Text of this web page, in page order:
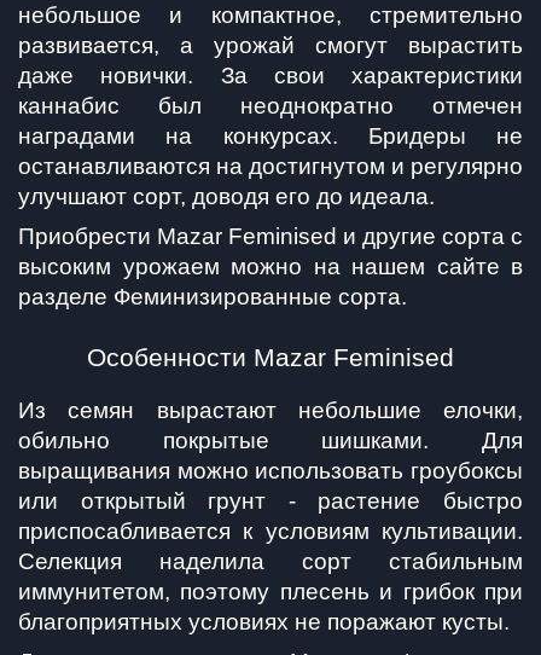
небольшое и компактное, стремительно
развивается, а урожай смогут вырастить
даже новички. За свои характеристики
каннабис был неоднократно отмечен
наградами на конкурсах. Бридеры не
останавливаются на достигнутом и регулярно
улучшают сорт, доводя его до идеала.
Приобрести Mazar Feminised и другие сорта с
высоким урожаем можно на нашем сайте в
разделе Феминизированные сорта.
Особенности Mazar Feminised
Из семян вырастают небольшие елочки,
обильно покрытые шишками. Для
выращивания можно использовать гроубоксы
или открытый грунт - растение быстро
приспосабливается к условиям культивации.
Селекция наделила сорт стабильным
иммунитетом, поэтому плесень и грибок при
благоприятных условиях не поражают кусты.